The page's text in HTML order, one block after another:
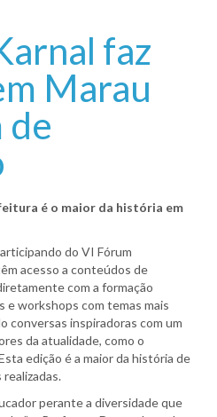
faz
Marau
de
é o maior da história em
do VI Fórum
acesso a conteúdos de
com a formação
e workshops com temas mais
conversas inspiradoras com um
da atualidade, como o
edição é a maior da história de
perante a diversidade que